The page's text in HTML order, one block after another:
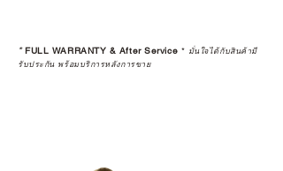
*FULL WARRANTY & After Service * มั่นใจได้กับสินค้ามี
รับประกัน พร้อมบริการหลังการขาย